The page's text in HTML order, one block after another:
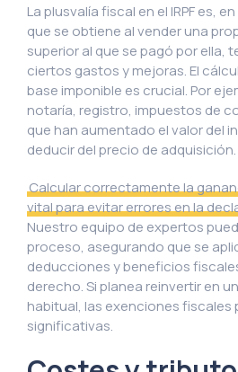
La plusvalía fiscal en el IRPF es,
que se obtiene al vender una
superior al que se pagó por ella,
ciertos gastos y mejoras. El
base imponible es crucial. Por
notaría, registro, impuestos de
que han aumentado el valor del
deducir del precio de adquisición.
Calcular correctamente la
vital para evitar errores en la
Nuestro equipo de expertos
proceso, asegurando que se
deducciones y beneficios
derecho. Si planea reinvertir en
habitual, las exenciones fiscales
significativas.